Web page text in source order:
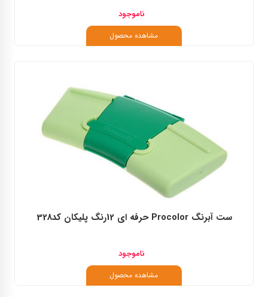
ناموجود
مشاهده محصول
ست آبرنگ Procolor حرفه ای 12رنگ پلیکان کد328
ناموجود
مشاهده محصول